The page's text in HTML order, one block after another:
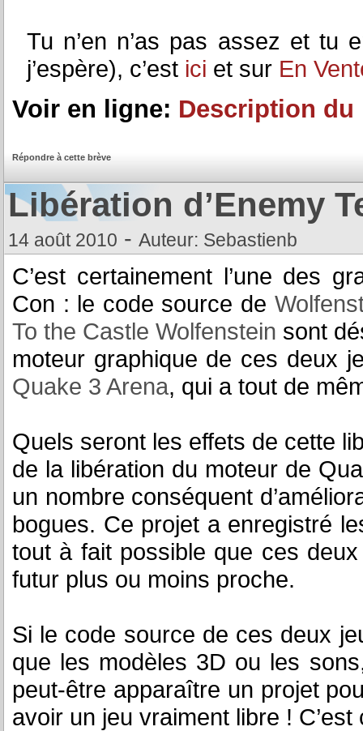
Tu n’en n’as pas assez et tu
j’espère), c’est ici et sur En
Voir en ligne: Description du
Répondre à cette brève
Libération d’Enemy
14 août 2010 - Auteur: Sebastienb
C’est certainement l’une des
Con : le code source de
To the Castle Wolfenstein sont
moteur graphique de ces deux
Quake 3 Arena, qui a tout de
Quels seront les effets de cette
de la libération du moteur de
un nombre conséquent
bogues. Ce projet a enregistré
tout à fait possible que ces
futur plus ou moins proche.
Si le code source de ces deux
que les modèles 3D ou les
peut-être apparaître un projet
avoir un jeu vraiment libre ! C’est